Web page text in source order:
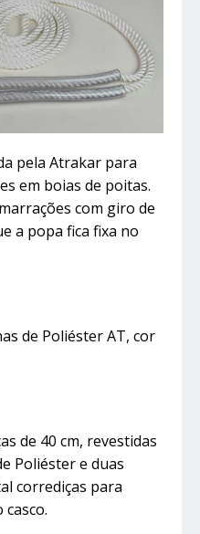
pela Atrakar para
em boias de poitas.
com giro de
a popa fica fixa no
de Poliéster AT, cor
de 40 cm, revestidas
Poliéster e duas
corrediças para